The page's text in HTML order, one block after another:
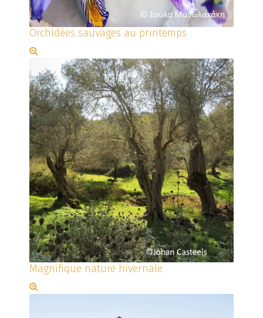
Orchidées sauvages au printemps
Magnifique nature hivernale